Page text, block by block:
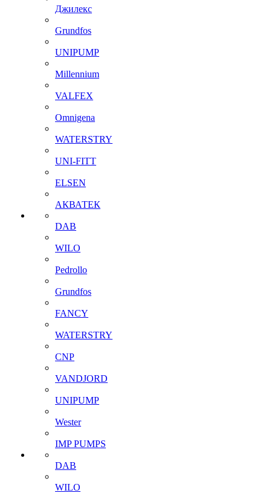
Джилекс
Grundfos
UNIPUMP
Millennium
VALFEX
Omnigena
WATERSTRY
UNI-FITT
ELSEN
АКВАТЕК
DAB
WILO
Pedrollo
Grundfos
FANCY
WATERSTRY
CNP
VANDJORD
UNIPUMP
Wester
IMP PUMPS
DAB
WILO